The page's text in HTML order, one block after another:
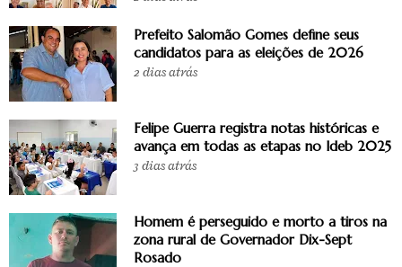
Prefeito Salomão Gomes define seus
candidatos para as eleições de 2026
2 dias atrás
Felipe Guerra registra notas históricas e
avança em todas as etapas no Ideb 2025
3 dias atrás
Homem é perseguido e morto a tiros na
zona rural de Governador Dix-Sept
Rosado